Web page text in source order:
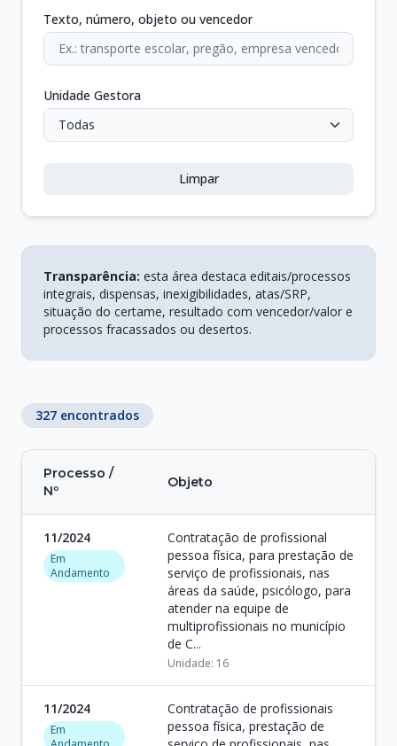
Texto, número, objeto ou vencedor
Unidade Gestora
Limpar
Transparência: esta área destaca editais/processos
integrais, dispensas, inexigibilidades, atas/SRP,
situação do certame, resultado com vencedor/valor e
processos fracassados ou desertos.
327 encontrados
Processo /
Nº
Objeto
11/2024
Em
Andamento
Contratação de profissional
pessoa física, para prestação de
serviço de profissionais, nas
áreas da saúde, psicólogo, para
atender na equipe de
multiprofissionais no município
de C...
Unidade: 16
11/2024
Em
Contratação de profissionais
pessoa física, prestação de